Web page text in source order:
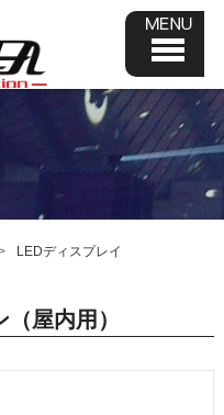
LEDディスプレイ
屋内用）